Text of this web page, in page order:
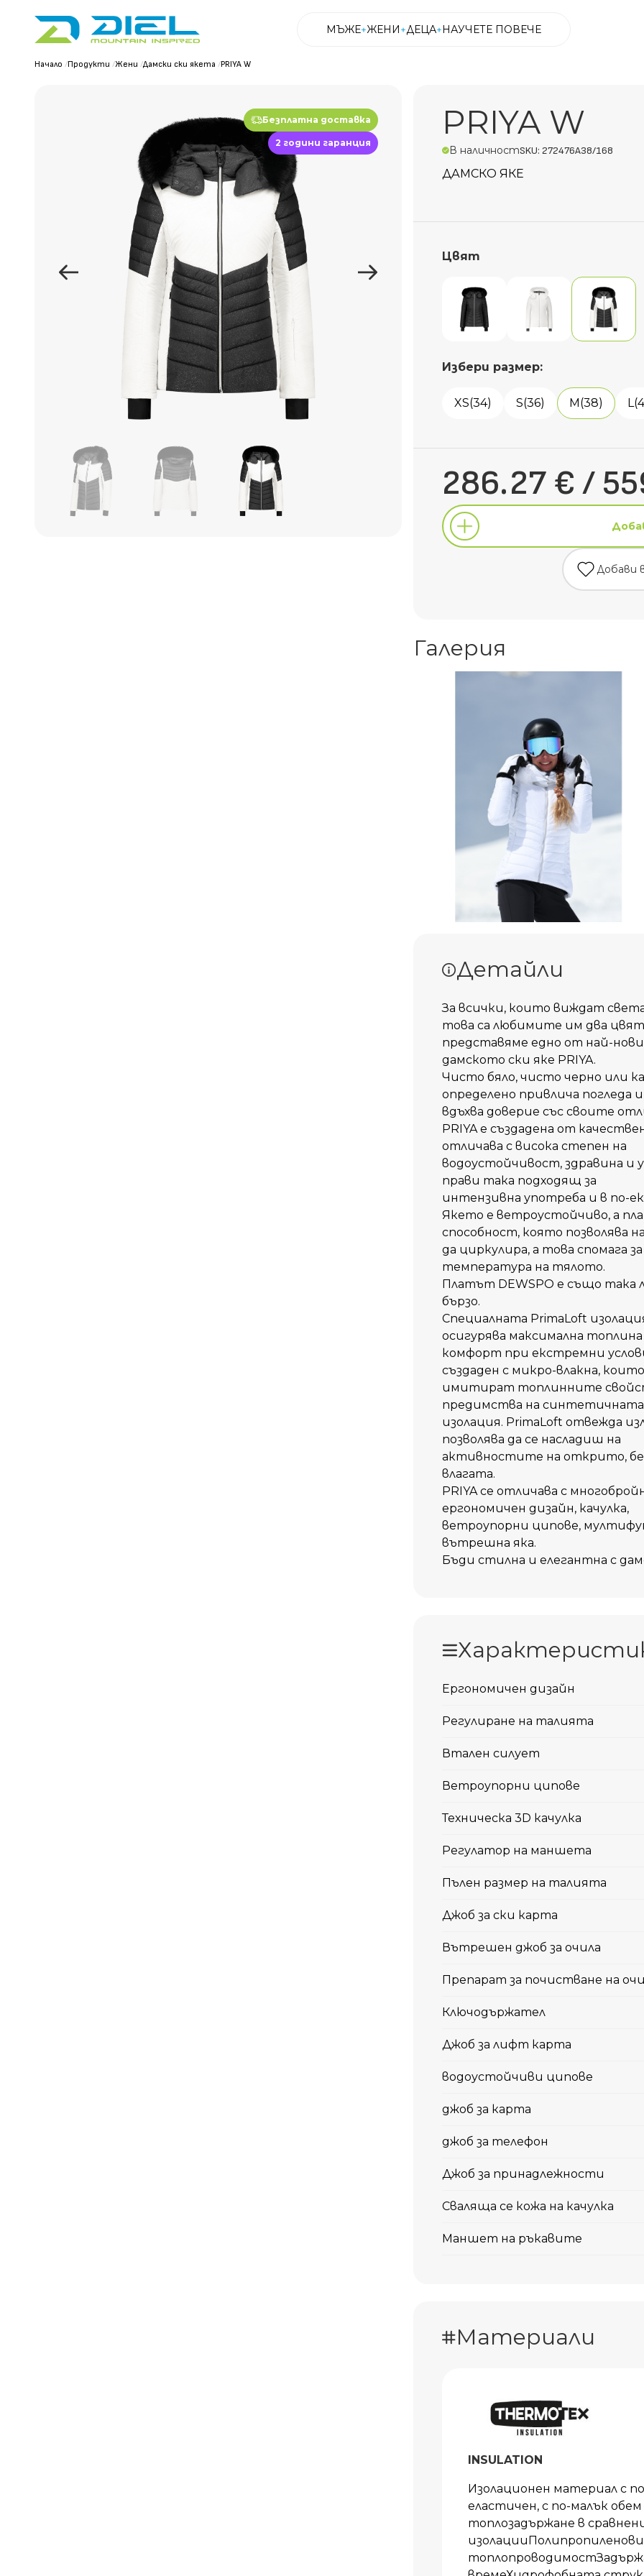
МЪЖЕ ЖЕНИ ДЕЦА НАУЧЕТЕ ПОВЕЧЕ
Начало /Продукти /Жени /Дамски ски якета /PRIYA W
Безплатна доставка
2 години гаранция
PRIYA W
В наличностSKU: 272476A38/168
ДАМСКО ЯКЕ
Цвят
Избери размер:
XS(34) S(36) M(38)
286.27 € /
Добави
Галерия
Детайли
За всички, които виждат
това са любимите им два
представяме едно от най-
дамското ски яке PRIYA.
Чисто бяло, чисто черно или
определено привлича погледа и
вдъхва доверие със своите
PRIYA е създадена от
отличава с висока степен на
водоустойчивост, здравина и
прави така подходящ за
интензивна употреба и в по-
Якето е ветроустойчиво, а
способност, която позволява
да циркулира, а това спомага
температура на тялото.
Платът DEWSPO е същo така
бързо.
Специалната PrimaLoft
осигурява максимална
комфорт при екстремни
създаден с микро-влакна, които
имитират топлинните
предимства на синтетичната
изолация. PrimaLoft отвежда
позволява да се насладиш на
активностите на открито,
влагата.
PRIYA се отличава с
ергономичен дизайн, качулка,
ветроупорни ципове,
вътрешна яка.
Бъди стилна и елегантна с
Ергономичен дизайн
Регулиране на талията
Втален силует
Ветроупорни ципове
Техническа 3D качулка
Регулатор на маншета
Пълен размер на талията
Джоб за ски карта
Вътрешен джоб за очила
Препарат за почистване на
Ключодържател
Джоб за лифт карта
водоустойчиви ципове
джоб за карта
джоб за телефон
Джоб за принадлежности
Сваляща се кожа на качулка
Маншет на ръкавите
Материали
INSULATION
Изолационен материал с
еластичен, с по-малък
топлозадържане в
изолацииПолипропиленови